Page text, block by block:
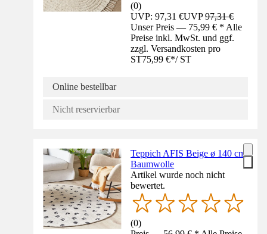
(0)
UVP: 97,31 €UVP97,31 €
Unser Preis — 75,99 € * Alle
Preise inkl. MwSt. und ggf.
zzgl. Versandkosten pro
ST75,99 €*/ ST
Online bestellbar
Nicht reservierbar
Teppich AFIS Beige ø 140 cm
Baumwolle
Artikel wurde noch nicht
bewertet.
(0)